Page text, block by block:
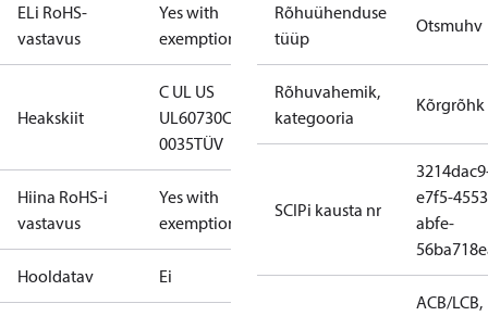
ELi RoHS-
vastavus
Yes with
exemptions
Heakskiit
C UL US
UL60730CE
0035TÜV
Hiina RoHS-i
vastavus
Yes with
exemptions
Hooldatav Ei
Rõhuühenduse
tüüp
Otsmuhv
Rõhuvahemik,
kategooria
Kõrgrõhk
SCIPi kausta nr
e7f5-
abfe-
ACB/LCB,